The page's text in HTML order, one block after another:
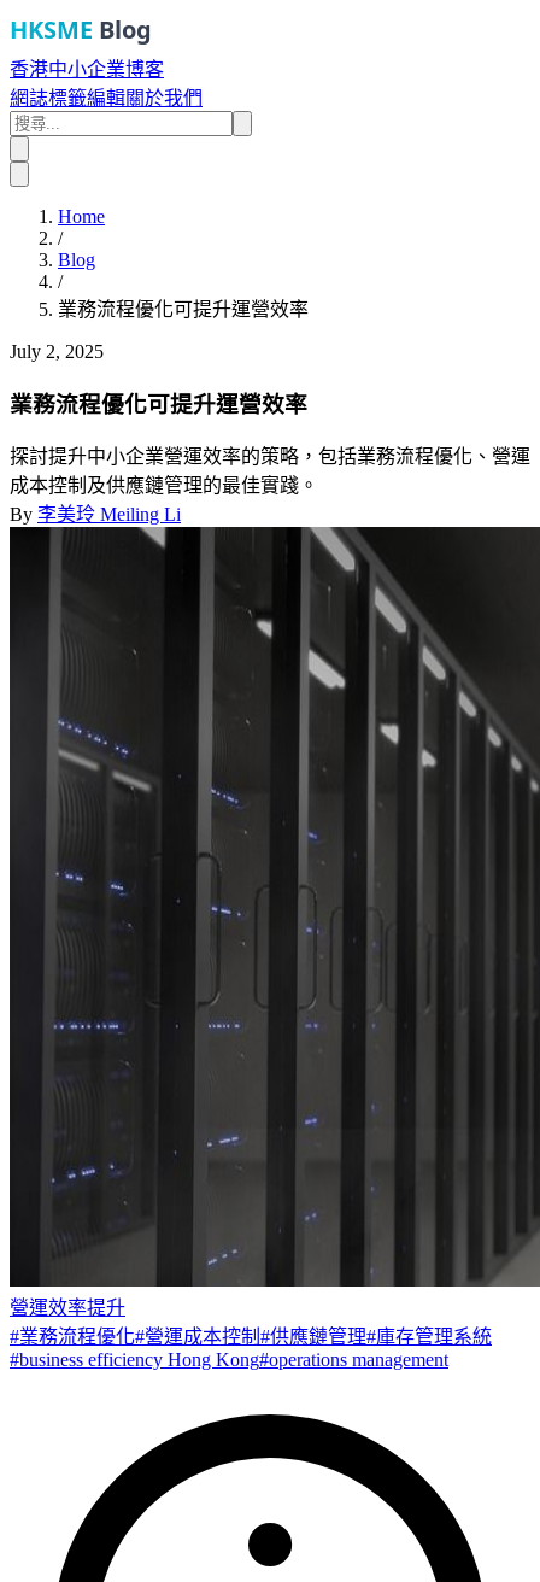
HKSME Blog
香港中小企業博客
網誌標籤編輯關於我們
Home
/
Blog
/
業務流程優化可提升運營效率
July 2, 2025
業務流程優化可提升運營效率
探討提升中小企業營運效率的策略，包括業務流程優化、營運
成本控制及供應鏈管理的最佳實踐。
By 李美玲 Meiling Li
營運效率提升
#業務流程優化#營運成本控制 #供應鏈管理#庫存管理系統
#business efficiency Hong Kong#operations management